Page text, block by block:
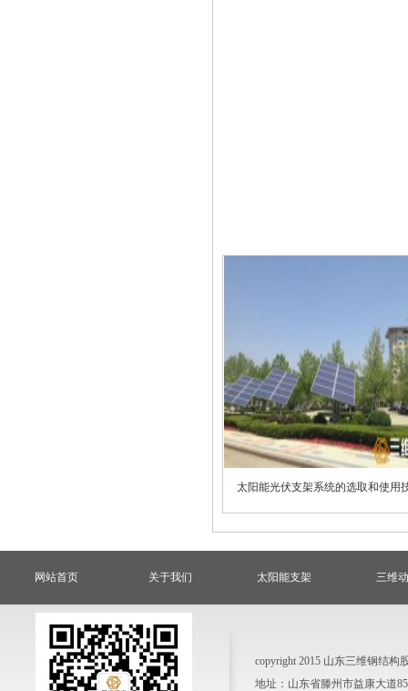
太阳能光伏支架系统的选取和使用
网站首页 关于我们 太阳能支架 三维
copyright 2015 山东三维钢结构
地址：山东省滕州市益康大道